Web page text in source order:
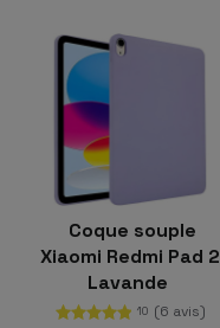
Coque souple
Xiaomi Redmi Pad 2
Lavande
10 (6 avis)